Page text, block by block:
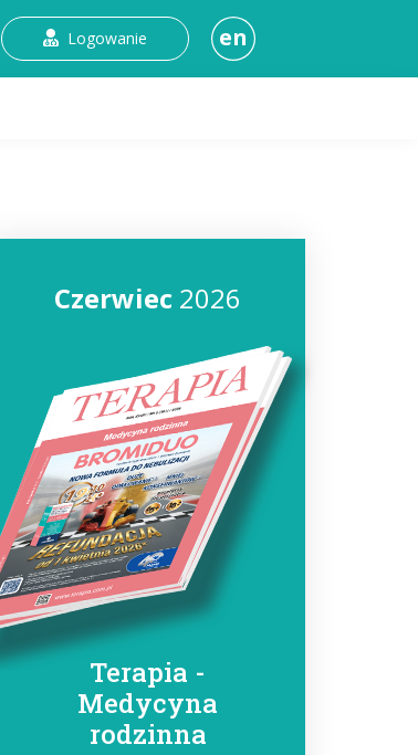
Logowanie en
Czerwiec 2026
Terapia -
Medycyna
rodzinna